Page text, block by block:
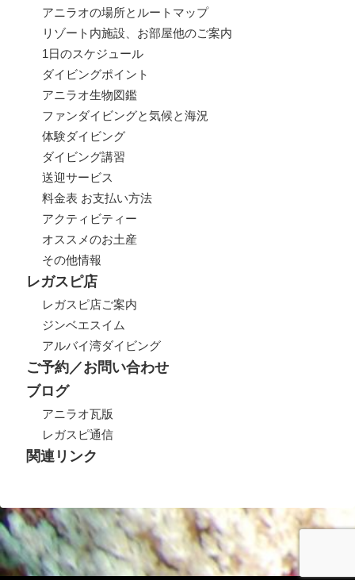
アニラオの場所とルートマップ
リゾート内施設、お部屋他のご案内
1日のスケジュール
ダイビングポイント
アニラオ生物図鑑
ファンダイビングと気候と海況
体験ダイビング
ダイビング講習
送迎サービス
料金表 お支払い方法
アクティビティー
オススメのお土産
その他情報
レガスピ店
レガスピ店ご案内
ジンベエスイム
アルバイ湾ダイビング
ご予約／お問い合わせ
ブログ
アニラオ瓦版
レガスピ通信
関連リンク